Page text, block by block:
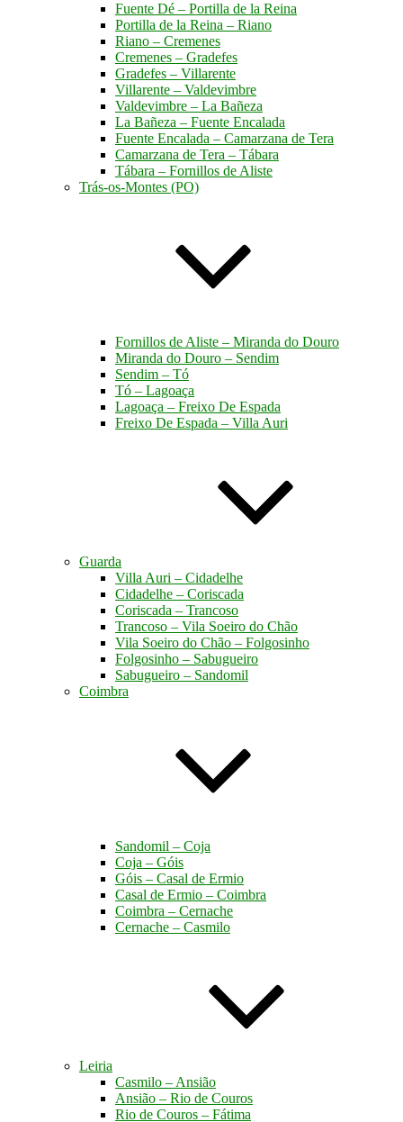
Fuente Dé – Portilla de la Reina
Portilla de la Reina – Riano
Riano – Cremenes
Cremenes – Gradefes
Gradefes – Villarente
Villarente – Valdevimbre
Valdevimbre – La Bañeza
La Bañeza – Fuente Encalada
Fuente Encalada – Camarzana de Tera
Camarzana de Tera – Tábara
Tábara – Fornillos de Aliste
Trás-os-Montes (PO)
Fornillos de Aliste – Miranda do Douro
Miranda do Douro – Sendim
Sendim – Tó
Tó – Lagoaça
Lagoaça – Freixo De Espada
Freixo De Espada – Villa Auri
Guarda
Villa Auri – Cidadelhe
Cidadelhe – Coriscada
Coriscada – Trancoso
Trancoso – Vila Soeiro do Chão
Vila Soeiro do Chão – Folgosinho
Folgosinho – Sabugueiro
Sabugueiro – Sandomil
Coimbra
Sandomil – Coja
Coja – Góis
Góis – Casal de Ermio
Casal de Ermio – Coimbra
Coimbra – Cernache
Cernache – Casmilo
Leiria
Casmilo – Ansião
Ansião – Rio de Couros
Rio de Couros – Fátima